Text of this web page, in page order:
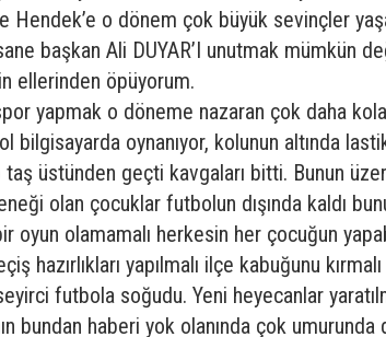
Hendek’e o dönem çok büyük sevinçler
başkan Ali DUYAR’I unutmak
ellerinden öpüyorum.
yapmak o döneme nazaran çok daha
bilgisayarda oynanıyor, kolunun altında
üstünden geçti kavgaları bitti. Bunun
olan çocuklar futbolun dışında kaldı
oyun olamamalı herkesin her çocuğun
hazırlıkları yapılmalı ilçe kabuğunu
futbola soğudu. Yeni heyecanlar
bundan haberi yok olanında çok